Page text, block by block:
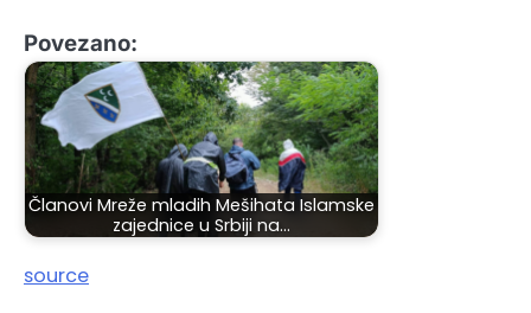
Povezano:
Članovi Mreže mladih Mešihata Islamske
zajednice u Srbiji na…
source